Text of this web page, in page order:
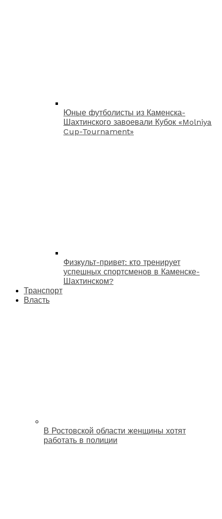
Юные футболисты из Каменска-
Шахтинского завоевали Кубок «Molniya
Cup-Tournament»
Физкульт-привет: кто тренирует
успешных спортсменов в Каменске-
Шахтинском?
Транспорт
Власть
В Ростовской области женщины хотят
работать в полиции